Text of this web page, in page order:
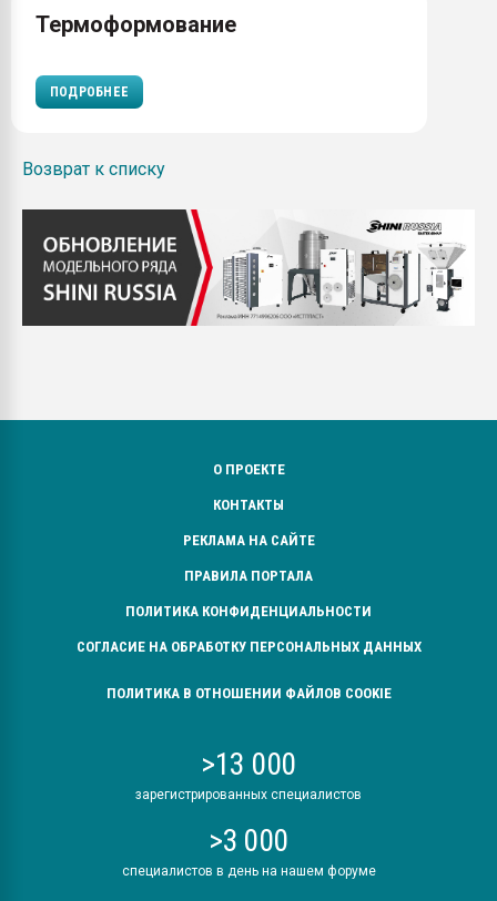
Термоформование
ПОДРОБНЕЕ
Возврат к списку
О ПРОЕКТЕ
КОНТАКТЫ
РЕКЛАМА НА САЙТЕ
ПРАВИЛА ПОРТАЛА
ПОЛИТИКА КОНФИДЕНЦИАЛЬНОСТИ
СОГЛАСИЕ НА ОБРАБОТКУ ПЕРСОНАЛЬНЫХ ДАННЫХ
ПОЛИТИКА В ОТНОШЕНИИ ФАЙЛОВ COOKIE
>13 000
зарегистрированных специалистов
>3 000
специалистов в день на нашем форуме